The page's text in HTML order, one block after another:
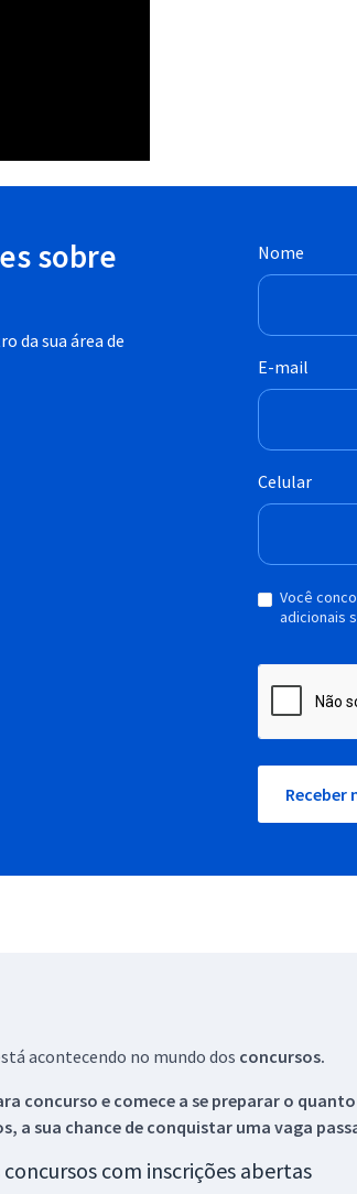
sobre
da sua área de
Nome
E-mail
Celular
Você
adicionais
Receber
acontecendo no mundo dos concursos.
concurso e comece a se preparar o
a sua chance de conquistar uma vaga
com inscrições abertas